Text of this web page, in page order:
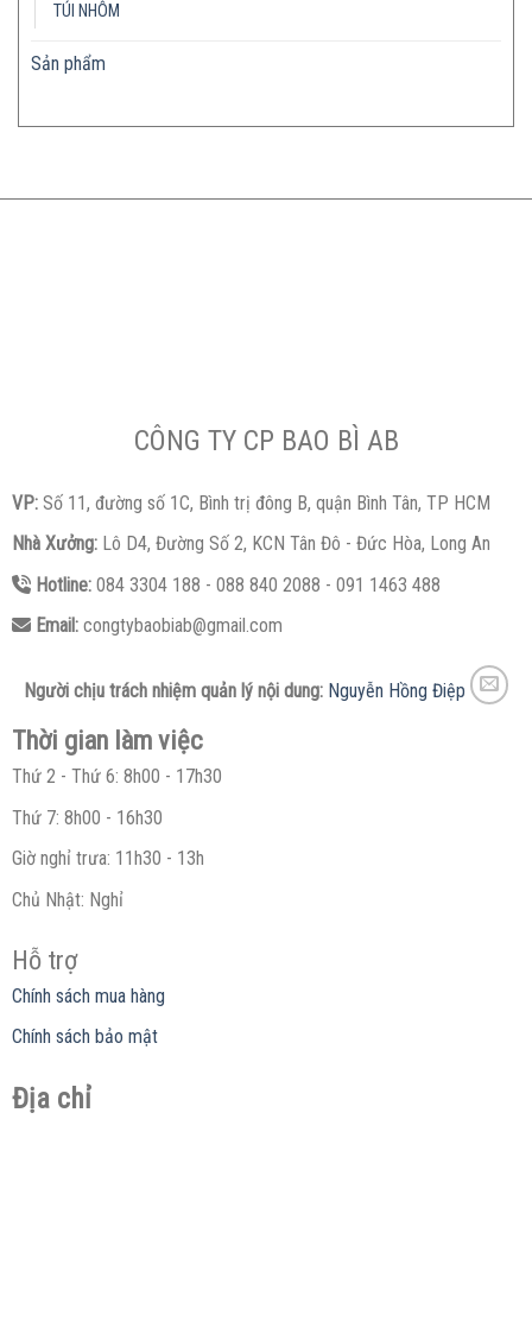
TÚI NHÔM
Sản phẩm
CÔNG TY CP BAO BÌ AB
VP: Số 11, đường số 1C, Bình trị đông B, quận Bình Tân, TP HCM
Nhà Xưởng: Lô D4, Đường Số 2, KCN Tân Đô - Đức Hòa, Long An
Hotline:084 3304 188 - 088 840 2088 - 091 1463 488
Email:congtybaobiab@gmail.com
Người chịu trách nhiệm quản lý nội dung: Nguyễn Hồng Điệp
Thời gian làm việc
Thứ 2 - Thứ 6: 8h00 - 17h30
Thứ 7: 8h00 - 16h30
Giờ nghỉ trưa: 11h30 - 13h
Chủ Nhật: Nghỉ
Hỗ trợ
Chính sách mua hàng
Chính sách bảo mật
Địa chỉ